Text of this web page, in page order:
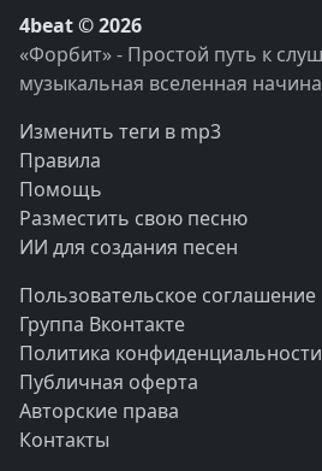
4beat © 2026
«Форбит» - Простой путь к
музыкальная вселенная
Изменить теги в mp3
Правила
Помощь
Разместить свою песню
ИИ для создания песен
Пользовательское соглашение
Группа Вконтакте
Политика конфиденциальности
Публичная оферта
Авторские права
Контакты